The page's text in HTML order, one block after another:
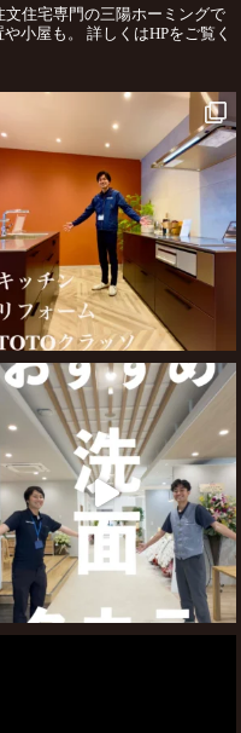
文住宅専門の三陽ホーミングで
小屋も。
詳しくはHPをご覧く